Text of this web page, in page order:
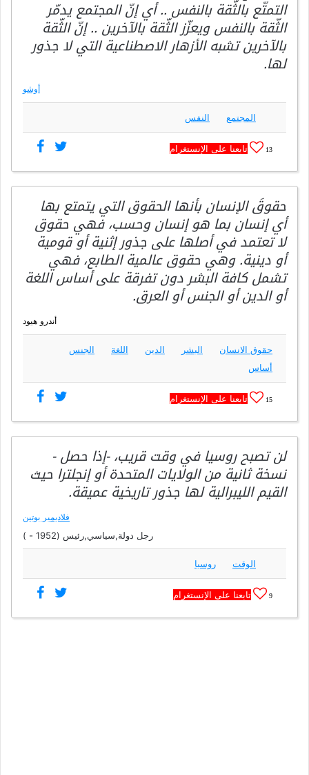
التمتّع بالثّقة بالنفس .. أي إنّ المجتمع يدمّر
الثّقة بالنفس ويعزّز الثّقة بالآخرين .. إنّ الثّقة
بالآخرين تشبه الأزهار الاصطناعية التي لا جذور
لها.
أوشو
المجتمع النفس
13 تابعنا على الإنستغرام
حقوقَ الإنسان بأنها الحقوق التي يتمتع بها
أي إنسان بما هو إنسان وحسب، فهي حقوق
لا تعتمد في أصلها على جذور إثنية أو قومية
أو دينية. وهي حقوق عالمية الطابع، فهي
تشمل كافة البشر دون تفرقة على أساس اللغة
أو الدين أو الجنس أو العرق.
أندرو هيود
حقوق الانسان البشر الدين اللغة
الجنس
أساس
15 تابعنا على الإنستغرام
لن تصبح روسيا في وقت قريب، -إذا حصل -
نسخة ثانية من الولايات المتحدة أو إنجلترا حيث
القيم الليبرالية لها جذور تاريخية عميقة.
فلاديمير بوتين
رجل دولة,سياسي,رئيس (1952 - )
الوقت روسيا
9 تابعنا على الإنستغرام